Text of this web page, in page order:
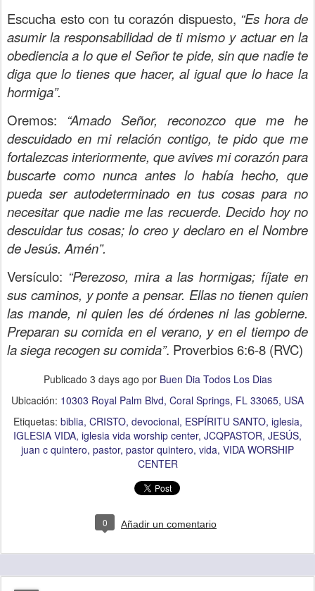
Escucha esto con tu corazón dispuesto, “Es hora de
asumir la responsabilidad de ti mismo y actuar en la
obediencia a lo que el Señor te pide, sin que nadie te
diga que lo tienes que hacer, al igual que lo hace la
hormiga”.
Oremos: “Amado Señor, reconozco que me he
descuidado en mi relación contigo, te pido que me
fortalezcas interiormente, que avives mi corazón para
buscarte como nunca antes lo había hecho, que
pueda ser autodeterminado en tus cosas para no
necesitar que nadie me las recuerde. Decido hoy no
descuidar tus cosas; lo creo y declaro en el Nombre
de Jesús. Amén”.
Versículo: “Perezoso, mira a las hormigas; fíjate en
sus caminos, y ponte a pensar. Ellas no tienen quien
las mande, ni quien les dé órdenes ni las gobierne.
Preparan su comida en el verano, y en el tiempo de
la siega recogen su comida”. Proverbios 6:6-8 (RVC)
Publicado 3 days ago por Buen Dia Todos Los Dias
Ubicación: 10303 Royal Palm Blvd, Coral Springs, FL 33065, USA
Etiquetas: biblia CRISTO devocional ESPÍRITU SANTO iglesia
IGLESIA VIDA iglesia vida worship center JCQPASTOR JESÚS
juan c quintero pastor pastor quintero vida VIDA WORSHIP
CENTER
0 Añadir un comentario